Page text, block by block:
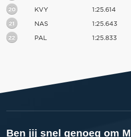
20 KVY 1:25.614
21 NAS 1:25.643
22 PAL 1:25.833
Ben jij snel genoeg om